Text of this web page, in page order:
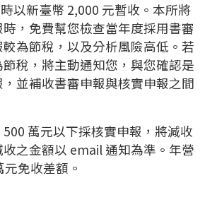
以新臺幣 2,000 元暫收。本所將
，免費幫您檢查當年度採用書審
為節稅，以及分析風險高低。若
稅，將主動通知您，與您確認是
並補收書審申報與核實申報之間
萬元以下採核實申報，將減收
之金額以 email 通知為準。年營
免收差額。